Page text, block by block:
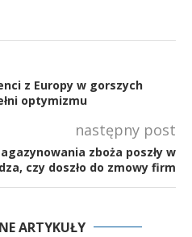
z Europy w gorszych
optymizmu
następny post
zboża poszły w
czy doszło do zmowy firm
ARTYKUŁY